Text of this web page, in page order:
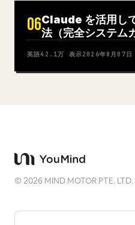
06Claude を活用し
法（完全システム
英語42.1万 表示2026年8月07日
©2026 MIND MOTOR PTE. LTD.